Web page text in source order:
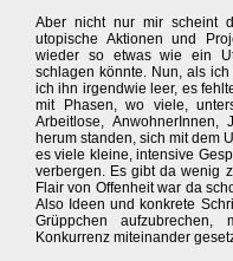
Aber nicht nur mir scheint
utopische Aktionen und
wieder so etwas wie ein
schlagen könnte. Nun, als
ich ihn irgendwie leer, es
mit Phasen, wo viele,
Arbeitlose, AnwohnerInnen,
herum standen, sich mit dem
es viele kleine, intensive
verbergen. Es gibt da wenig
Flair von Offenheit war da
Also Ideen und konkrete
Grüppchen
Konkurrenz miteinander